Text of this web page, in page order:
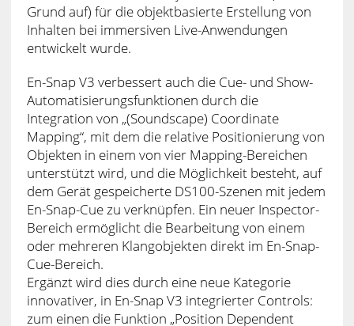
Grund auf) für die objektbasierte Erstellung von
Inhalten bei immersiven Live-Anwendungen
entwickelt wurde.
En-Snap V3 verbessert auch die Cue- und Show-
Automatisierungsfunktionen durch die
Integration von „(Soundscape) Coordinate
Mapping“, mit dem die relative Positionierung von
Objekten in einem von vier Mapping-Bereichen
unterstützt wird, und die Möglichkeit besteht, auf
dem Gerät gespeicherte DS100-Szenen mit jedem
En-Snap-Cue zu verknüpfen. Ein neuer Inspector-
Bereich ermöglicht die Bearbeitung von einem
oder mehreren Klangobjekten direkt im En-Snap-
Cue-Bereich.
Ergänzt wird dies durch eine neue Kategorie
innovativer, in En-Snap V3 integrierter Controls:
zum einen die Funktion „Position Dependent